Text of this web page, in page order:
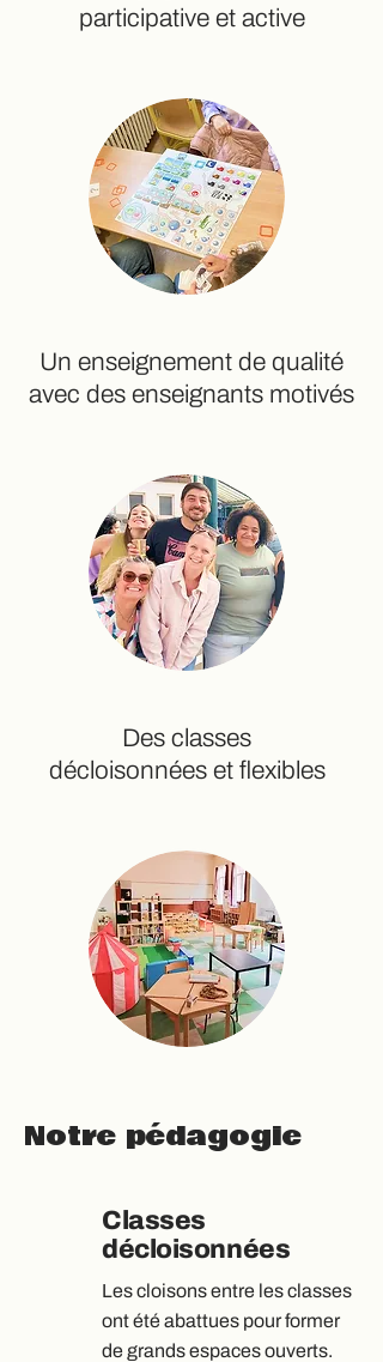
participative et active
Un enseignement de qualité
avec des enseignants motivés
Des classes
décloisonnées et flexibles
Notre pédagogie
Classes
décloisonnées
Les cloisons entre les classes
ont été abattues pour former
de grands espaces ouverts.